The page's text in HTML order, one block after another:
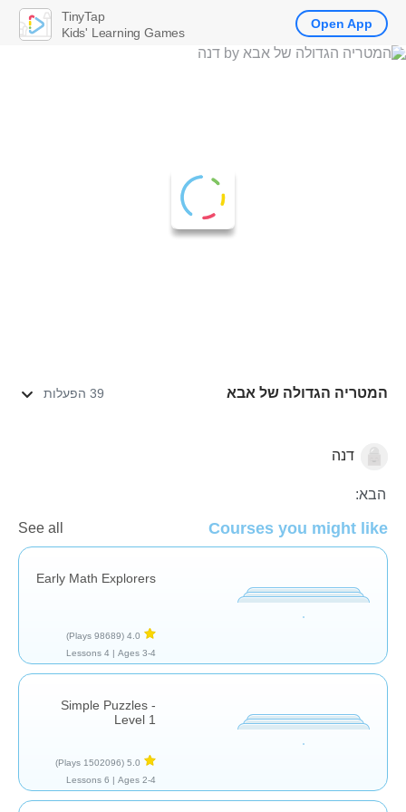
המטריה הגדולה של אבא 39 הפעלות
הגיל הרך
דנה
הבא:
Courses you might like
See all
Early Math Explorers
4.0
(98689 Plays)
Ages 3-4 |
4 Lessons
Simple Puzzles -
Level 1
5.0
(1502096 Plays)
Ages 2-4 |
6 Lessons
TinyTap
Kids' Learning Games
Open App